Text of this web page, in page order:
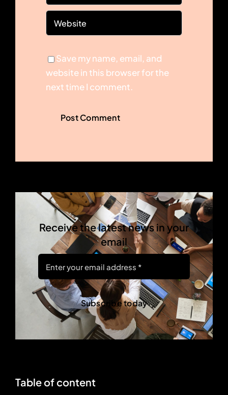
Save my name, email, and
website in this browser for the
next time I comment.
Receive the latest news in your
email
Subscribe today
Table of content